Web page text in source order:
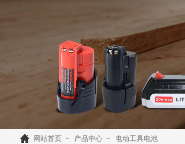
网站首页 产品中心 电动工具电池